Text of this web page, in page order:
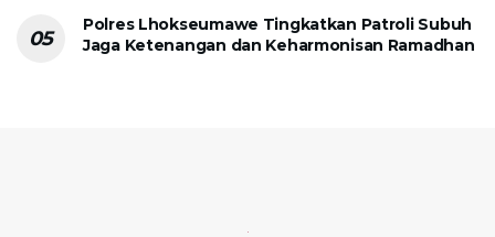
Polres Lhokseumawe Tingkatkan Patroli Subuh
Jaga Ketenangan dan Keharmonisan Ramadhan